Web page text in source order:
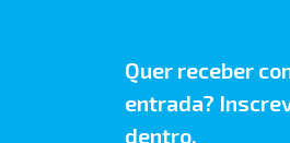
Quer receber
entrada?
dentro.